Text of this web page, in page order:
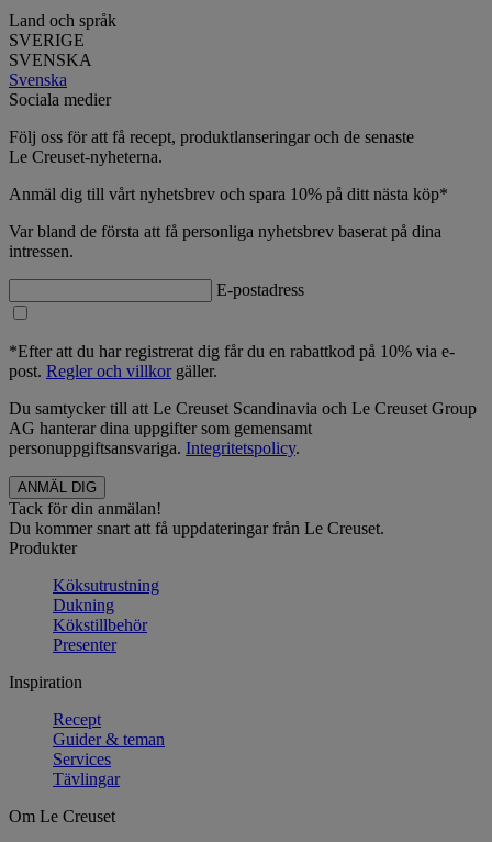
Land och språk
SVERIGE
SVENSKA
Svenska
Sociala medier
Följ oss för att få recept, produktlanseringar och de senaste
Le Creuset-nyheterna.
Anmäl dig till vårt nyhetsbrev och spara 10% på ditt nästa köp*
Var bland de första att få personliga nyhetsbrev baserat på dina
intressen.
E-postadress
*Efter att du har registrerat dig får du en rabattkod på 10% via e-
post. Regler och villkorgäller.
Du samtycker till att Le Creuset Scandinavia och Le Creuset Group
AG hanterar dina uppgifter som gemensamt
personuppgiftsansvariga. Integritetspolicy.
Tack för din anmälan!
Du kommer snart att få uppdateringar från Le Creuset.
Produkter
Köksutrustning
Dukning
Kökstillbehör
Presenter
Inspiration
Recept
Guider & teman
Services
Tävlingar
Om Le Creuset